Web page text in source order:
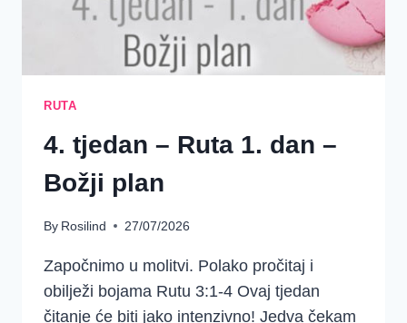
RUTA
4. tjedan – Ruta 1. dan –
Božji plan
By Rosilind 27/07/2026
Započnimo u molitvi. Polako pročitaj i
obilježi bojama Rutu 3:1-4 Ovaj tjedan
čitanje će biti jako intenzivno! Jedva čekam